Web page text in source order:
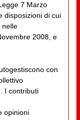
7 Marzo
disposizioni di cui
nelle
2008, e
con
I contributi
opinioni